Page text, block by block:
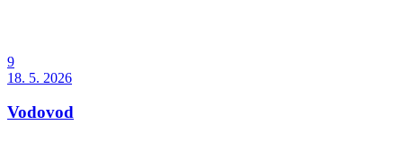
9
18. 5. 2026
Vodovod